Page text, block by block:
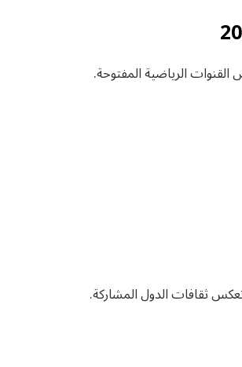
الرياضية المفتوحة.
ثقافات الدول المشاركة.